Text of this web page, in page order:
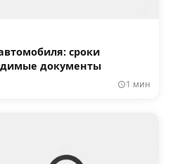
сроки
документы
1 мин